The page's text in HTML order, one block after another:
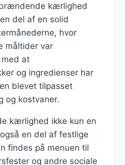
kærlighed
del af en solid
hvor
måltider var
at
og ingredienser har
blevet tilpasset
og kostvaner.
kærlighed ikke kun en
en del af festlige
findes på menuen til
og andre sociale